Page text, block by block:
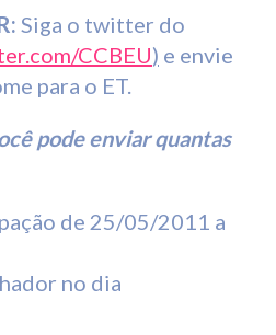
Siga o twitter do
CCBEU) e envie
para o ET.
pode enviar quantas
de 25/05/2011 a
no dia